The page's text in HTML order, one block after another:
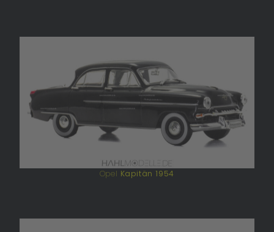
Opel Kapitän 1954